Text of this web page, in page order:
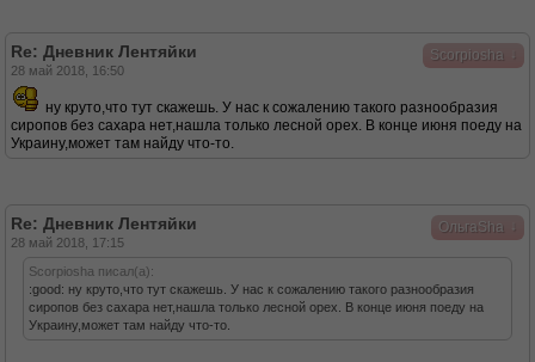
Scorpiosha
Re: Дневник Лентяйки
28 май 2018, 16:50
ну круто,что тут скажешь. У нас к сожалению такого разнообразия
сиропов без сахара нет,нашла только лесной орех. В конце июня поеду на
Украину,может там найду что-то.
ОльгаSha
Re: Дневник Лентяйки
28 май 2018, 17:15
Scorpiosha писал(а):
:good: ну круто,что тут скажешь. У нас к сожалению такого разнообразия
сиропов без сахара нет,нашла только лесной орех. В конце июня поеду на
Украину,может там найду что-то.